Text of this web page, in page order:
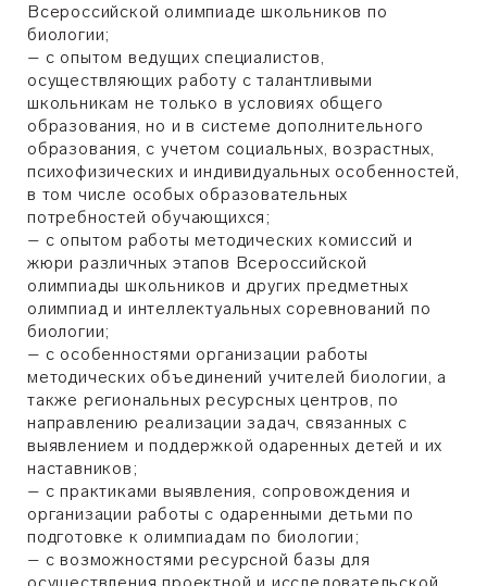
Всероссийской олимпиаде школьников по
биологии;
– с опытом ведущих специалистов,
осуществляющих работу с талантливыми
школьникам не только в условиях общего
образования, но и в системе дополнительного
образования, с учетом социальных, возрастных,
психофизических и индивидуальных особенностей,
в том числе особых образовательных
потребностей обучающихся;
– с опытом работы методических комиссий и
жюри различных этапов Всероссийской
олимпиады школьников и других предметных
олимпиад и интеллектуальных соревнований по
биологии;
– с особенностями организации работы
методических объединений учителей биологии, а
также региональных ресурсных центров, по
направлению реализации задач, связанных с
выявлением и поддержкой одаренных детей и их
наставников;
– с практиками выявления, сопровождения и
организации работы с одаренными детьми по
подготовке к олимпиадам по биологии;
– с возможностями ресурсной базы для